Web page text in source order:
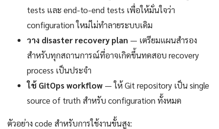
tests และ end-to-end tests เพื่อให้มั่นใจว่า
configuration ใหม่ไม่ทำลายระบบเดิม
วาง disaster recovery plan — เตรียมแผนสำรอง
สำหรับทุกสถานการณ์ที่อาจเกิดขึ้นทดสอบ recovery
process เป็นประจำ
ใช้ GitOps workflow — ให้ Git repository เป็น single
source of truth สำหรับ configuration ทั้งหมด
ตัวอย่าง code สำหรับการใช้งานขั้นสูง: